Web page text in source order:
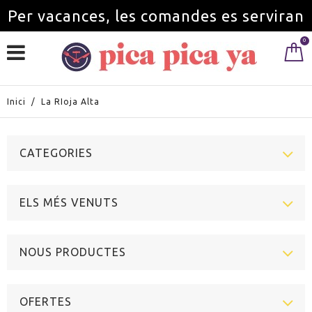
Per vacances, les comandes es serviran
a partir de l'1 de setembre.
0
Inici / La RIoja Alta
CATEGORIES
ELS MÉS VENUTS
NOUS PRODUCTES
OFERTES